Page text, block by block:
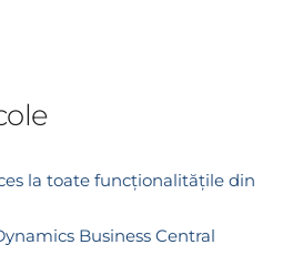
la toate funcționalitățile din
Business Central